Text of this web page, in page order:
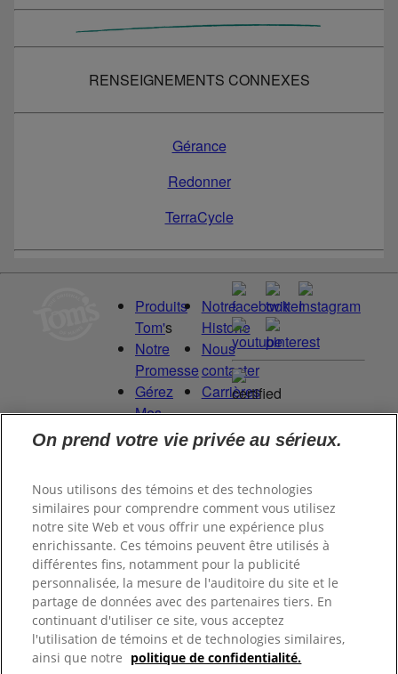
RENSEIGNEMENTS CONNEXES
Gérance
Redonner
TerraCycle
Produits
Tom's
Notre
Promesse
Gérez
Mes
Droits
Notre
Historie
Nous
contacter
Carrières
Committed to
being a Force
Proud to be a
Certified B
Corporation®.
©2026Tom's of Maine, Inc.
Politique de
On prend votre vie privée au sérieux.
Nous utilisons des témoins et des technologies
similaires pour comprendre comment vous utilisez
notre site Web et vous offrir une expérience plus
enrichissante. Ces témoins peuvent être utilisés à
différentes fins, notamment pour la publicité
personnalisée, la mesure de l'auditoire du site et le
partage de données avec des partenaires tiers. En
continuant d'utiliser ce site, vous acceptez
l'utilisation de témoins et de technologies similaires,
ainsi que notre politique de confidentialité.